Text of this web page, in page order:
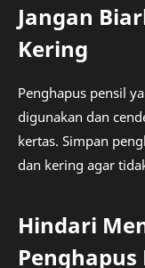
Jangan
Kering
Penghapus pensil
digunakan dan
kertas. Simpan
dan kering agar
Hindari